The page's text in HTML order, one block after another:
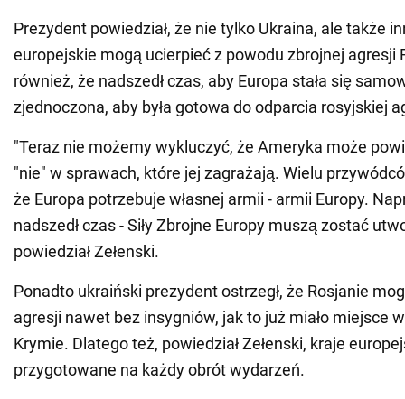
Prezydent powiedział, że nie tylko Ukraina, ale także
europejskie mogą ucierpieć z powodu zbrojnej agresji
również, że nadszedł czas, aby Europa stała się
zjednoczona, aby była gotowa do odparcia rosyjskiej
"Teraz nie możemy wykluczyć, że Ameryka może
"nie" w sprawach, które jej zagrażają. Wielu
że Europa potrzebuje własnej armii - armii Europy.
nadszedł czas - Siły Zbrojne Europy muszą zostać
powiedział Zełenski.
Ponadto ukraiński prezydent ostrzegł, że Rosjanie
agresji nawet bez insygniów, jak to już miało miejsce
Krymie. Dlatego też, powiedział Zełenski, kraje
przygotowane na każdy obrót wydarzeń.